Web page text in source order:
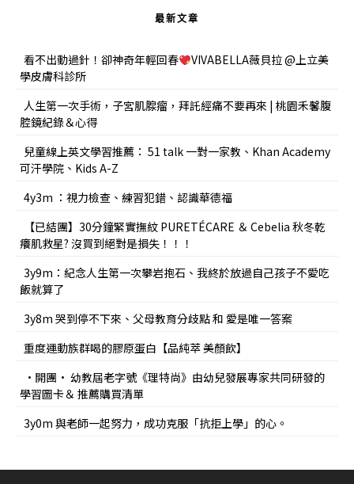
最新文章
看不出動過針！卻神奇年輕回春
VIVABELLA薇貝拉 @上立美
學皮膚科診所
人生第一次手術，子宮肌腺瘤，拜託經痛不要再來 | 桃園禾馨腹
腔鏡紀錄＆心得
兒童線上英文學習推薦： 51 talk 一對一家教、Khan Academy
可汗學院、Kids A-Z
4y3m ：視力檢查、練習犯錯、認識華德福
【已結團】30分鐘緊實撫紋 PURETÉCARE ＆ Cebelia 秋冬乾
癢肌救星? 沒買到絕對是損失！！！
3y9m：紀念人生第一次攀岩抱石、我終於放過自己孩子不愛吃
飯就算了
3y8m 哭到停不下來、父母教育分歧點 和 愛是唯一答案
重度運動族群喝的膠原蛋白【品純萃 美顏飲】
•開團• 幼教屆老字號《理特尚》由幼兒發展專家共同研發的
學習圖卡＆ 推薦購買清單
3y0m 與老師一起努力，成功克服「抗拒上學」的心。